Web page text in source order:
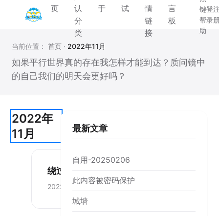
页
认
分
类
于
试
情
链
接
言
板
键
帮
助
登
录
当前位置： 首页 · 2022年11月
如果平行世界真的存在我怎样才能到达？质问镜中
的自己我们的明天会更好吗？
2022年
11月
绕过知乎严选
2022-11-28
最新文章
自用-20250206
此内容被密码保护
城墙